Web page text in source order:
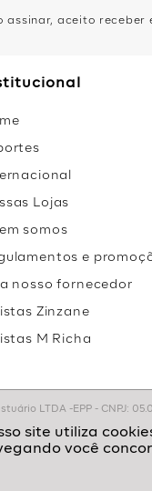
assinar, aceito receber
Lojas
somos
e
nosso fornecedor
Zinzane
M Richa
LTDA -EPP - CNPJ: